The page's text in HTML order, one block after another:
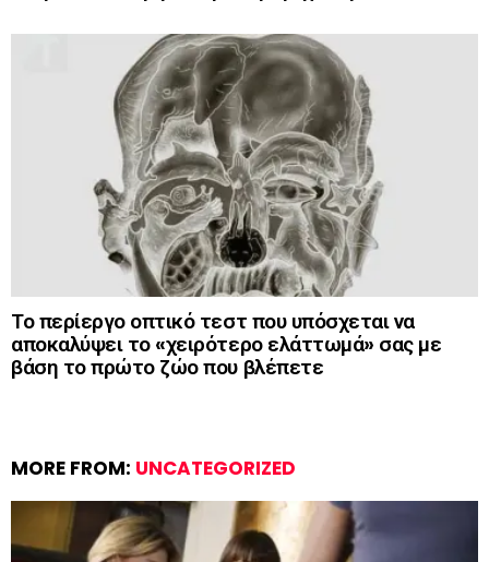
Το περίεργο οπτικό τεστ που υπόσχεται να
αποκαλύψει το «χειρότερο ελάττωμά» σας με
βάση το πρώτο ζώο που βλέπετε
MORE FROM: UNCATEGORIZED